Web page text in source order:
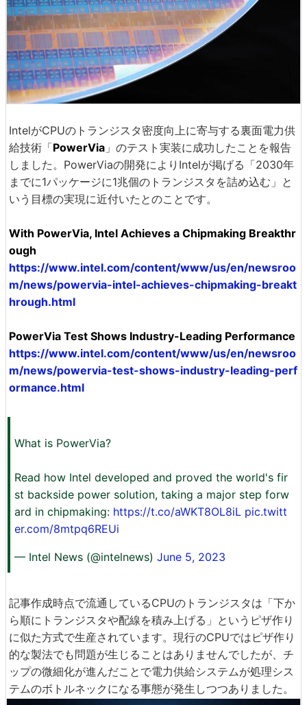
IntelがCPUのトランジスタ密度向上に寄与する裏面電力供
給技術「PowerVia 」のテスト実装に成功したことを報告
しました。PowerViaの開発によりIntelが掲げる「2030年
までに1パッケージに1兆個のトランジスタを詰め込む」と
いう目標の実現に近付いたとのことです。
With PowerVia, Intel Achieves a Chipmaking Breakthr
ough
https://www.intel.com/content/www/us/en/newsroo
m/news/powervia-intel-achieves-chipmaking-breakt
hrough.html
PowerVia Test Shows Industry-Leading Performance
https://www.intel.com/content/www/us/en/newsroo
m/news/powervia-test-shows-industry-leading-perf
ormance.html
What is PowerVia?
Read how Intel developed and proved the world's fir
st backside power solution, taking a major step forw
ard in chipmaking: https://t.co/aWKT8OL8iL pic.twitt
er.com/8mtpq6REUi
— Intel News (@intelnews) June 5, 2023
記事作成時点で流通しているCPUのトランジスタは「下か
ら順にトランジスタや配線を積み上げる」というピザ作り
に似た方式で生産されています。現行のCPUではピザ作り
的な製法でも問題が生じることはありませんでしたが、チ
ップの微細化が進んだことで電力供給システムが処理シス
テムのボトルネックになる事態が発生しつつありました。